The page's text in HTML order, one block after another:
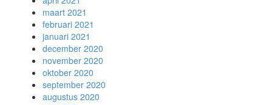
maart 2021
februari 2021
januari 2021
december 2020
november 2020
oktober 2020
september 2020
augustus 2020